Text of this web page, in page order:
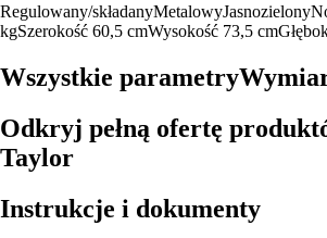
Regulowany/składanyMetalowyJasnozielony
kgSzerokość 60,5 cmWysokość 73,5 cm
Wszystkie parametry
Odkryj pełną ofertę
Taylor
Instrukcje i dokumenty